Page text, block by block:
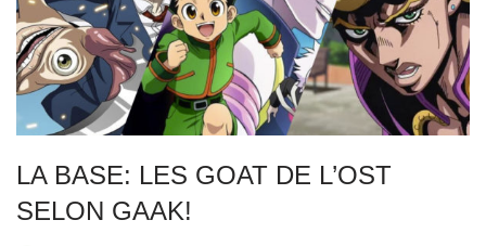
LA BASE: LES GOAT DE L’OST
SELON GAAK!